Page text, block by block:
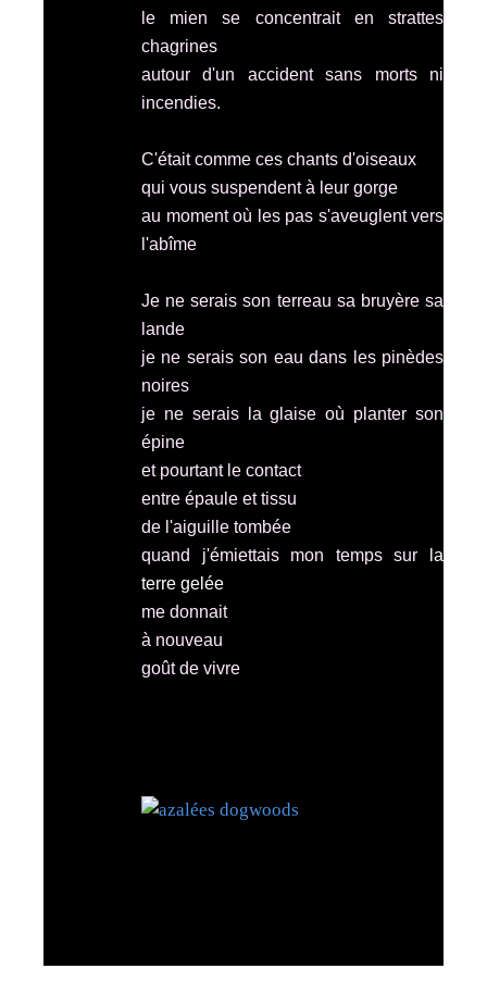
le mien se concentrait en strattes
chagrines
autour d'un accident sans morts ni
incendies.
C'était comme ces chants d'oiseaux
qui vous suspendent à leur gorge
au moment où les pas s'aveuglent vers
l'abîme
Je ne serais son terreau sa bruyère sa
lande
je ne serais son eau dans les pinèdes
noires
je ne serais la glaise où planter son
épine
et pourtant le contact
entre épaule et tissu
de l'aiguille tombée
quand j'émiettais mon temps sur
la
terre gelée
me donnait
à nouveau
goût de vivre